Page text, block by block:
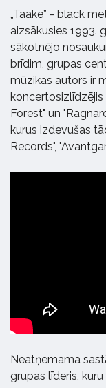
„Taake” - black
aizsākusies 1993.
sākotnējo
brīdim, grupas
mūzikas autors ir
koncertosizlīdzējis
Forest" un
kurus izdevušas
Records",
Neatņemama
grupas līderis,